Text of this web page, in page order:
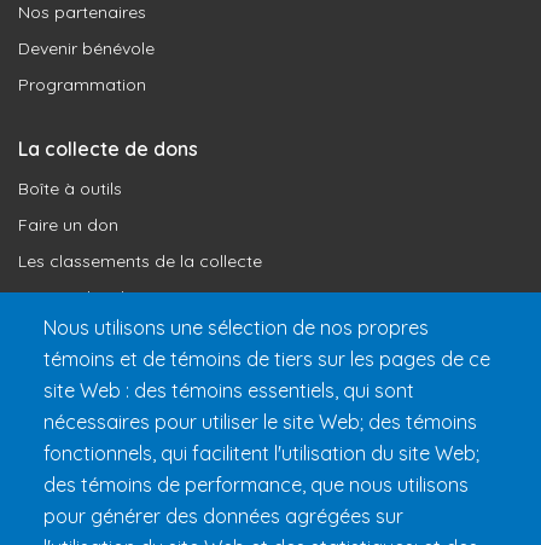
Nos partenaires
Devenir bénévole
Programmation
La collecte de dons
Boîte à outils
Faire un don
Les classements de la collecte
Où vont les dons
Le programme de reconnaissance
Préparer son 24h
Informations pratiques
FAQ et règlements
Nous utilisons une sélection de nos propres
témoins et de témoins de tiers sur les pages de ce
site Web : des témoins essentiels, qui sont
nécessaires pour utiliser le site Web; des témoins
fonctionnels, qui facilitent l'utilisation du site Web;
des témoins de performance, que nous utilisons
pour générer des données agrégées sur